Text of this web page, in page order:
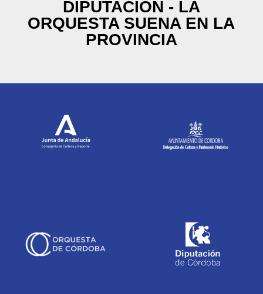
DIPUTACIÓN - LA
ORQUESTA SUENA EN LA
PROVINCIA